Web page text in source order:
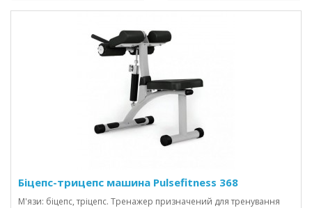
Біцепс-трицепс машина Pulsefitness 368
М'язи: біцепс, тріцепc. Тренажер призначений для тренування